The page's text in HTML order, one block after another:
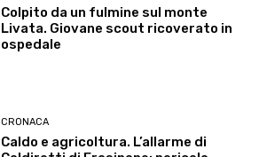
Colpito da un fulmine sul monte
Livata. Giovane scout ricoverato in
ospedale
CRONACA
Caldo e agricoltura. L’allarme di